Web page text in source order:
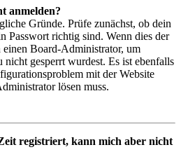
anmelden?
Gründe. Prüfe zunächst, ob dein
Passwort richtig sind. Wenn dies der
Board-Administrator, um
nicht gesperrt wurdest. Es ist ebenfalls
mit der Website
lösen muss.
registriert, kann mich aber nicht